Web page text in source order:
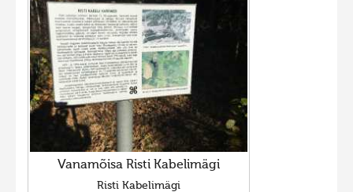
Vanamõisa Risti Kabelimägi
Risti Kabelimägi